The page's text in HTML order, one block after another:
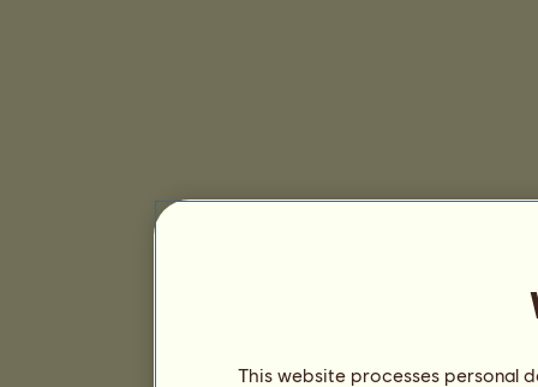
This website processes personal